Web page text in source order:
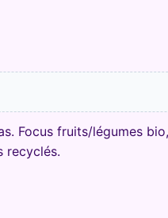
Focus fruits/légumes
recyclés.